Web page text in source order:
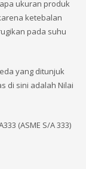
ukuran produk
ketebalan
pada suhu
yang ditunjuk
di sini adalah Nilai
(ASME S/A 333)